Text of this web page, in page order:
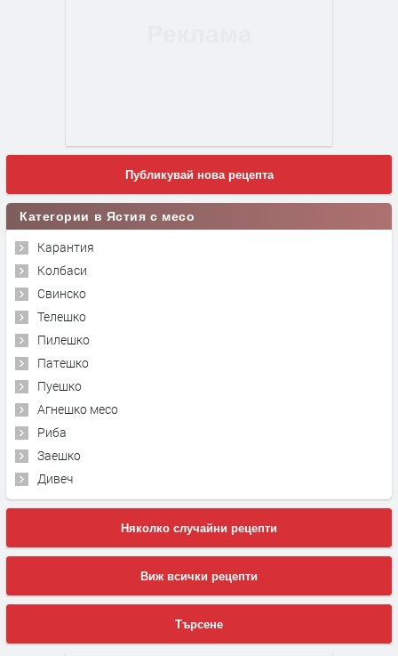
Публикувай нова рецепта
Категории в Ястия с месо
Карантия
Колбаси
Свинско
Телешко
Пилешко
Патешко
Пуешко
Агнешко месо
Риба
Заешко
Дивеч
Няколко случайни рецепти
Виж всички рецепти
Търсене